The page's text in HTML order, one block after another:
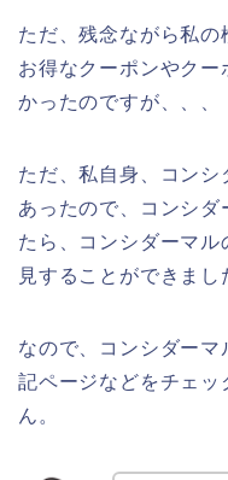
ただ、残念ながら私
お得なクーポンやク
かったのですが、、、
ただ、私自身、コン
あったので、コンシ
たら、コンシダーマ
見することができまし
なので、コンシダー
記ページなどをチェ
ん。